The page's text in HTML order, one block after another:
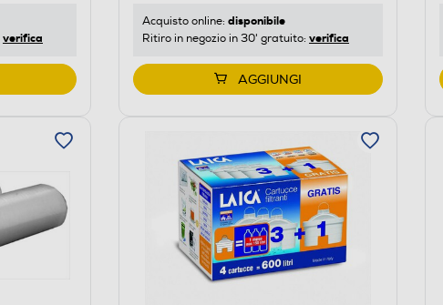
verifica
Acquisto online: disponibile
Ritiro in negozio in 30' gratuito: verifica
AGGIUNGI